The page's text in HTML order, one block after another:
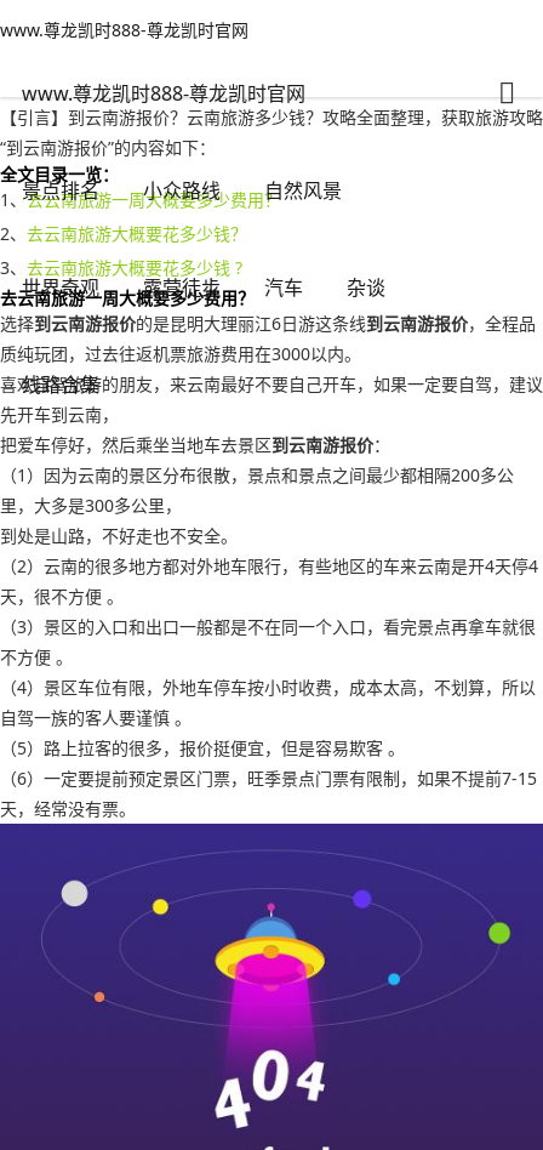
www.尊龙凯时888-尊龙凯时官网
www.尊龙凯时888-尊龙凯时官网
景点排名 小众路线 自然风景
世界奇观 露营徒步 汽车 杂谈
线路合集
www.尊龙凯时888-尊龙凯时官网
到云南游报价？云南旅游多少钱-www.尊龙凯时888
【引言】到云南游报价？云南旅游多少钱？攻略全面整理，获取旅游攻略
“到云南游报价”的内容如下：
全文目录一览：
1、去云南旅游一周大概要多少费用？
2、 去云南旅游大概要花多少钱？
3、 去云南旅游大概要花多少钱 ?
去云南旅游一周大概要多少费用？
选择到云南游报价的是昆明大理丽江6日游这条线到云南游报价，全程品
质纯玩团，过去往返机票旅游费用在3000以内。
喜欢自驾旅游的朋友，来云南最好不要自己开车，如果一定要自驾，建议
先开车到云南，
把爱车停好，然后乘坐当地车去景区到云南游报价：
（1）因为云南的景区分布很散，景点和景点之间最少都相隔200多公
里，大多是300多公里，
到处是山路，不好走也不安全。
（2）云南的很多地方都对外地车限行，有些地区的车来云南是开4天停4
天，很不方便 。
（3）景区的入口和出口一般都是不在同一个入口，看完景点再拿车就很
不方便 。
（4）景区车位有限，外地车停车按小时收费，成本太高，不划算，所以
自驾一族的客人要谨慎 。
（5）路上拉客的很多，报价挺便宜，但是容易欺客 。
（6）一定要提前预定景区门票，旺季景点门票有限制，如果不提前7-15
天，经常没有票。